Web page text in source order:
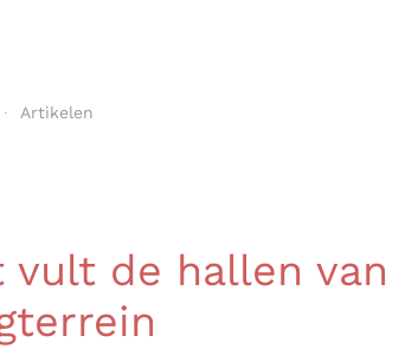
Artikelen
vult de hallen